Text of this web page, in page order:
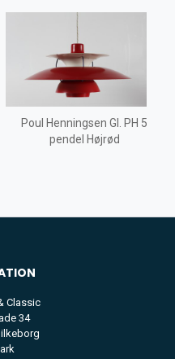
Poul Henningsen Gl. PH 5
pendel Højrød
Classic
34